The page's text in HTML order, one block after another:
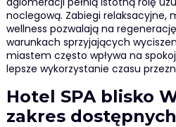
noclegową. Zabiegi relaksacyjne,
wellness pozwalają na
warunkach sprzyjających
miastem często wpływa na
lepsze wykorzystanie czasu
Hotel SPA blisko
zakres dostępnych